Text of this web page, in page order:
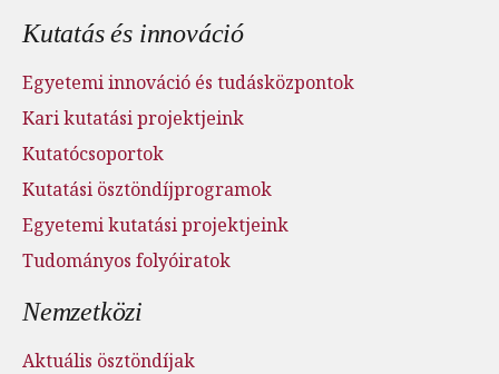
Kutatás és innováció
Egyetemi innováció és tudásközpontok
Kari kutatási projektjeink
Kutatócsoportok
Kutatási ösztöndíjprogramok
Egyetemi kutatási projektjeink
Tudományos folyóiratok
Nemzetközi
Aktuális ösztöndíjak